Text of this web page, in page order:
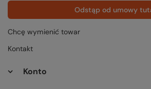
Odstąp od umowy
Chcę wymienić towar
Kontakt
Konto